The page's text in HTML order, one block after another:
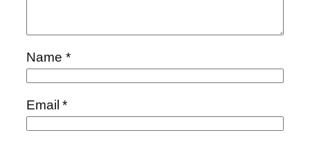
Name *
Email*